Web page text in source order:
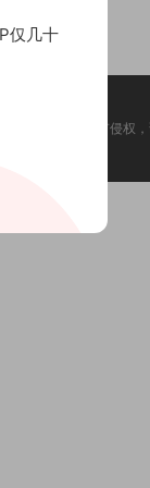
作者所有，如有侵权，
仅几十